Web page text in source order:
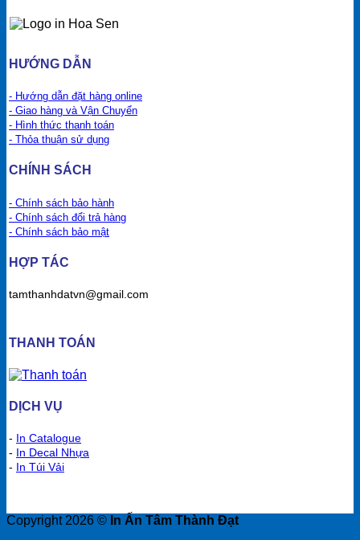
HƯỚNG DẪN
- Hướng dẫn đặt hàng online
- Giao hàng và Vận Chuyển
- Hình thức thanh toán
- Thỏa thuận sử dụng
CHÍNH SÁCH
- Chính sách bảo hành
- Chính sách đổi trả hàng
- Chính sách bảo mật
HỢP TÁC
tamthanhdatvn@gmail.com
THANH TOÁN
DỊCH VỤ
-
In Catalogue
-
In Decal Nhựa
-
In Túi Vải
Copyright 2026 © In Ấn Tâm Thành Đạt